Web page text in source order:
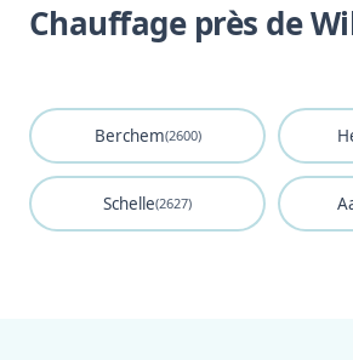
Chauffage près de
Berchem(2600)
Schelle(2627)